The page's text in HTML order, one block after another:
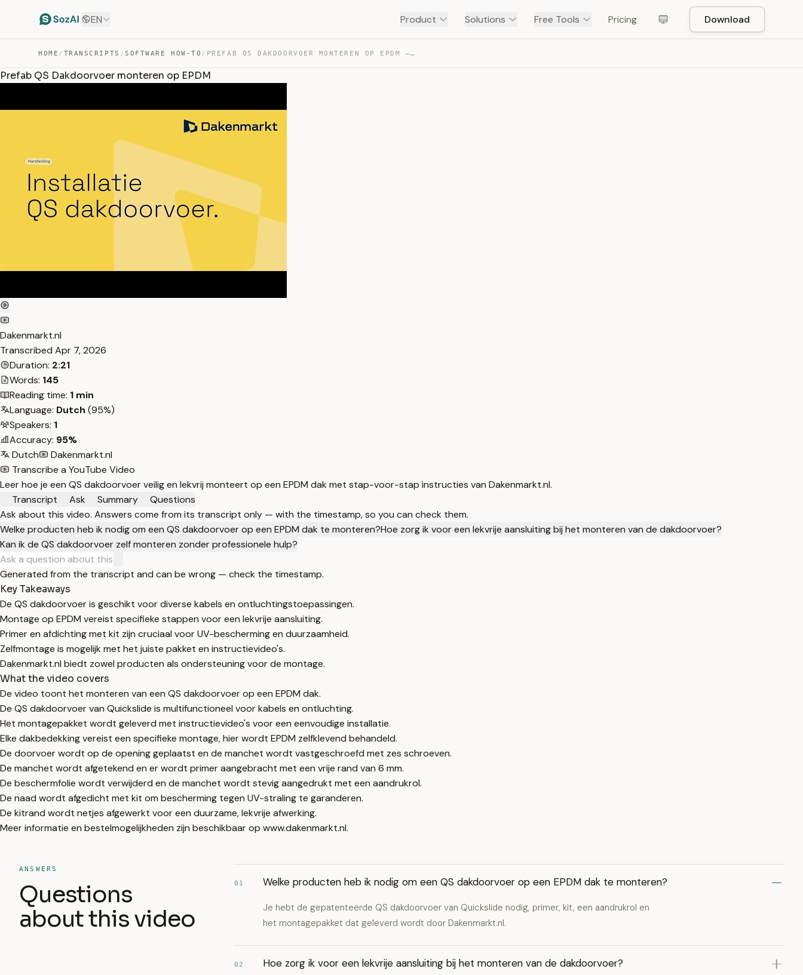
EN Product Solutions Free Tools Pricing Download
HOME / TRANSCRIPTS /SOFTWARE HOW-TO / PREFAB QS DAKDOORVOER MONTEREN OP EPDM — TRANSCRIPT
Prefab QS Dakdoorvoer monteren op EPDM
Dakenmarkt.nl
Transcribed Apr 7, 2026
Duration: 2:21
Words: 145
Reading time: 1 min
Language: Dutch (95%)
Speakers: 1
Accuracy: 95%
Dutch
Dakenmarkt.nl
Transcribe a YouTube Video
Leer hoe je een QS dakdoorvoer veilig en lekvrij monteert op een EPDM dak met stap-voor-stap instructies van Dakenmarkt.nl.
Transcript
Ask Summary
Questions
Ask about this video. Answers come from its transcript only — with the timestamp, so you can check them.
Welke producten heb ik nodig om een QS dakdoorvoer op een EPDM dak te monteren?Hoe zorg ik voor een lekvrije aansluiting bij het monteren van de dakdoorvoer?
Kan ik de QS dakdoorvoer zelf monteren zonder professionele hulp?
Generated from the transcript and can be wrong — check the timestamp.
Key Takeaways
De QS dakdoorvoer is geschikt voor diverse kabels en ontluchtingstoepassingen.
Montage op EPDM vereist specifieke stappen voor een lekvrije aansluiting.
Primer en afdichting met kit zijn cruciaal voor UV-bescherming en duurzaamheid.
Zelfmontage is mogelijk met het juiste pakket en instructievideo's.
Dakenmarkt.nl biedt zowel producten als ondersteuning voor de montage.
What the video covers
De video toont het monteren van een QS dakdoorvoer op een EPDM dak.
De QS dakdoorvoer van Quickslide is multifunctioneel voor kabels en ontluchting.
Het montagepakket wordt geleverd met instructievideo's voor een eenvoudige installatie.
Elke dakbedekking vereist een specifieke montage, hier wordt EPDM zelfklevend behandeld.
De doorvoer wordt op de opening geplaatst en de manchet wordt vastgeschroefd met zes schroeven.
De manchet wordt afgetekend en er wordt primer aangebracht met een vrije rand van 6 mm.
De beschermfolie wordt verwijderd en de manchet wordt stevig aangedrukt met een aandrukrol.
De naad wordt afgedicht met kit om bescherming tegen UV-straling te garanderen.
De kitrand wordt netjes afgewerkt voor een duurzame, lekvrije afwerking.
Meer informatie en bestelmogelijkheden zijn beschikbaar op www.dakenmarkt.nl.
ANSWERS
Questions
about this video
01 Welke producten heb ik nodig om een QS dakdoorvoer op een EPDM dak te monteren?
Je hebt de gepatenteerde QS dakdoorvoer van Quickslide nodig, primer, kit, een aandrukrol en
het montagepakket dat geleverd wordt door Dakenmarkt.nl.
02 Hoe zorg ik voor een lekvrije aansluiting bij het monteren van de dakdoorvoer?